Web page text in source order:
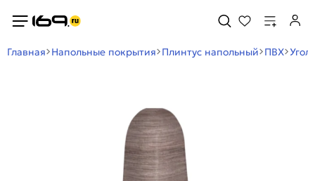
Главная Напольные покрытия Плинтус напольный ПВХ